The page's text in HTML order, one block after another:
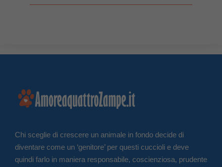
Chi sceglie di crescere un animale in fondo decide di
diventare come un ‘genitore’ per questi cuccioli e deve
quindi farlo in maniera responsabile, coscienziosa, prudente